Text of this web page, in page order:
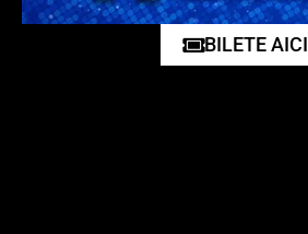
BILETE AICI